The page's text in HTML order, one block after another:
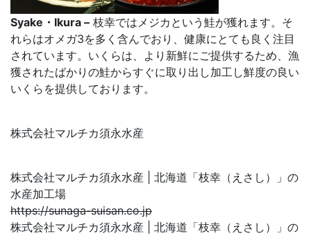
Syake・Ikura – 枝幸ではメジカという鮭が獲れます。そ
れらはオメガ3を多く含んでおり、健康にとても良く注目
されています。いくらは、より新鮮にご提供するため、漁
獲されたばかりの鮭からすぐに取り出し加工し鮮度の良い
いくらを提供しております。
株式会社マルチカ須永水産
株式会社マルチカ須永水産 | 北海道「枝幸（えさし）」の
水産加工場
https://sunaga-suisan.co.jp
株式会社マルチカ須永水産 | 北海道「枝幸（えさし）」の